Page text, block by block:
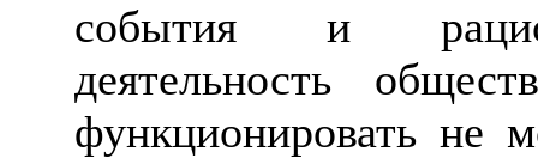
события и
деятельность
функционировать не